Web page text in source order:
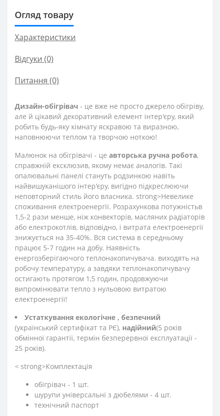
Огляд товару
Характеристики
Відгуки (0)
Питання (0)
Дизайн-обігрівач - це вже не просто джерело обігріву,
але й цікавий декоративний елемент інтер'єру, який
робить будь-яку кімнату яскравою та виразною,
наповнюючи теплом та творчою ноткою!
Малюнок на обігрівачі - це авторська ручна робота,
справжній ексклюзив, якому немає аналогів. Такі
опалювальні панелі стануть родзинкою навіть
найвишуканішого інтер'єру, вигідно підкреслюючи
неповторний стиль його власника. strong>Невелике
споживання електроенергії. Розрахункова потужністьв
1,5-2 рази менше, ніж конвекторів, масляних радіаторів
або електрокотлів, відповідно, і витрата електроенергії
знижується на 35-40%. Вся система в середньому
працює 5-7 годин на добу. Наявність
енергозберігаючого теплонакопичувача. виходять на
робочу температуру, а завдяки теплонакопичувачу
остигають протягом 1,5 годин, продовжуючи
випромінювати тепло з нульовою витратою
електроенергії!
Устаткування екологічне , безпечний
(український сертифікат та РЄ), надійний(5 років
обмінної гарантії, термін безперервної експлуатації -
25 років).
< strong>Комплектація
обігрівач - 1 шт.
шурупи універсальні з дюбелями - 4 шт.
технічний паспорт